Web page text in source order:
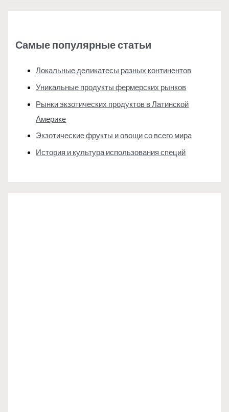
Самые популярные статьи
Локальные деликатесы разных континентов
Уникальные продукты фермерских рынков
Рынки экзотических продуктов в Латинской
Америке
Экзотические фрукты и овощи со всего мира
История и культура использования специй